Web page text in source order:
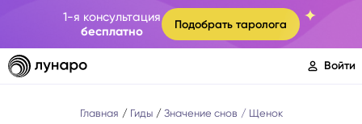
1-я консультация
бесплатно
Подобрать таролога
Войти
Главная Гиды Значение снов Щенок